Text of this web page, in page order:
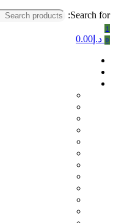
Search for:
1
0 د.إ 0.00